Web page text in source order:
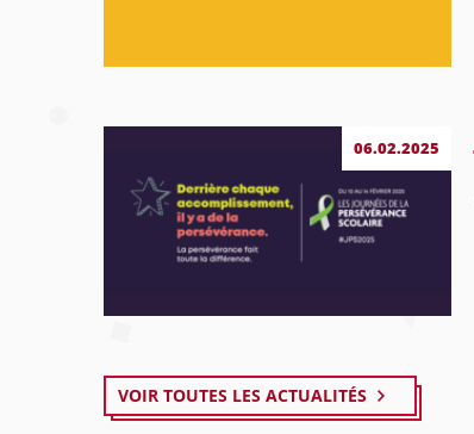
06.02.2025
VOIR TOUTES LES ACTUALITÉS